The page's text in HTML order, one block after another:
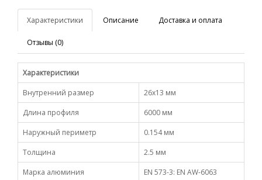
Характеристики Описание Доставка и оплата
Отзывы (0)
Характеристики
Внутренний размер
26х13 мм
Длина профиля
6000 мм
Наружный периметр
0.154 мм
Толщина
2.5 мм
Марка алюминия
EN 573-3: EN AW-6063